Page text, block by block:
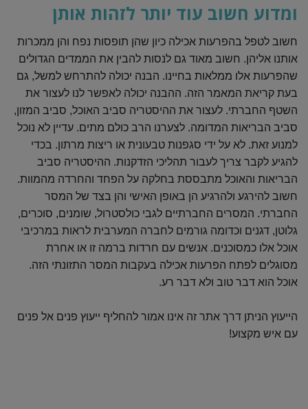
ומדוע חשוב עוד יותר לזהות אותן
חשוב לטפל בהפרעות אכילה כיון שהן תופסות נפח והן ממכרות
אותנו אליהן. חשוב מאוד גם לנסות להבין את הממדים הגדולים
שהפרעות אלו ממלאות בחיינו. הבנה יכולה להתרחש למשל, גם
בעת קריאת המאמר הזה. ההבנה יכולה לאפשר לנו לעצור את
השטף החברתי. לעצור את ההיסטריה סביב האוכל, סביב המזון,
סביב הבריאות המדומה. לצערנו הרב כולם מתים. עדיין לא נוכל
למנוע זאת. לא על ידי סגפנות טבעונית או ריצות מרתון. בכדי
להגיע לקבר צריך לעבור תהליכי הזדקנות. ההיסטריה סביב
הבריאות והאוכל מתבססת בחלקה על הפחד והחרדה מהמוות.
חשוב להירגע ולהרגיע הן באופן האישי והן בצד של המסר
החברתי. המסרים החברתיים לגבי כולסטרול, שומנים, סוכרים,
גלוטן, דגנים וכדומה גורמים לחברה המערבית לראות במרכיבי
אוכל אלו כמסוכנים. אנשים עם חרדות ברמה זו או אחרת
מסוגלים לפתח הפרעות אכילה בעקבות המסר התזונתי הזה.
אוכל הוא דבר טוב ולא דבר רע.
הייעוץ הניתן דרך אתר זה אינו אמור להחליף ייעוץ פנים אל פנים
עם איש מקצוע!